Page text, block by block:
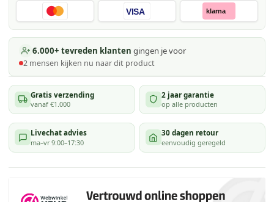
VISA klarna
6.000+ tevreden klanten gingen je voor
2 mensen kijken nu naar dit product
Gratis verzending
vanaf €1.000
2 jaar garantie
op alle producten
Livechat advies
ma–vr 9:00–17:30
30 dagen retour
eenvoudig geregeld